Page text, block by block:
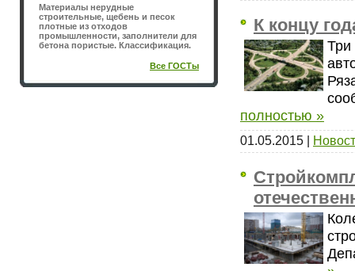
Материалы нерудные
строительные, щебень и песок
плотные из отходов
промышленности, заполнители для
бетона пористые. Классификация.
Все ГОСТы
К концу
Три
полностью »
01.05.2015 |